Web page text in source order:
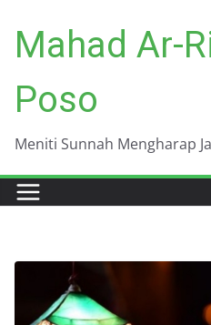
content
Mahad Ar-
Poso
Meniti Sunnah Mengharap